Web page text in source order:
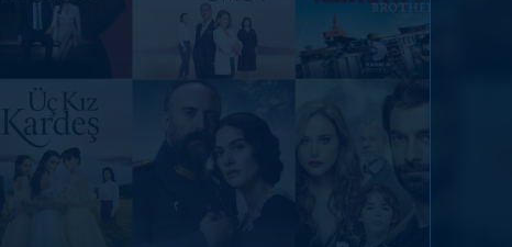
ARAMA SONUÇLARI